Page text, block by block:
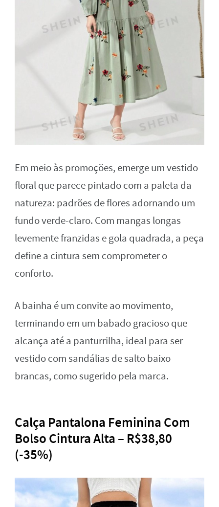
Em meio às promoções, emerge um vestido
floral que parece pintado com a paleta da
natureza: padrões de flores adornando um
fundo verde-claro. Com mangas longas
levemente franzidas e gola quadrada, a peça
define a cintura sem comprometer o
conforto.
A bainha é um convite ao movimento,
terminando em um babado gracioso que
alcança até a panturrilha, ideal para ser
vestido com sandálias de salto baixo
brancas, como sugerido pela marca.
Calça Pantalona Feminina Com
Bolso Cintura Alta – R$38,80
(-35%)